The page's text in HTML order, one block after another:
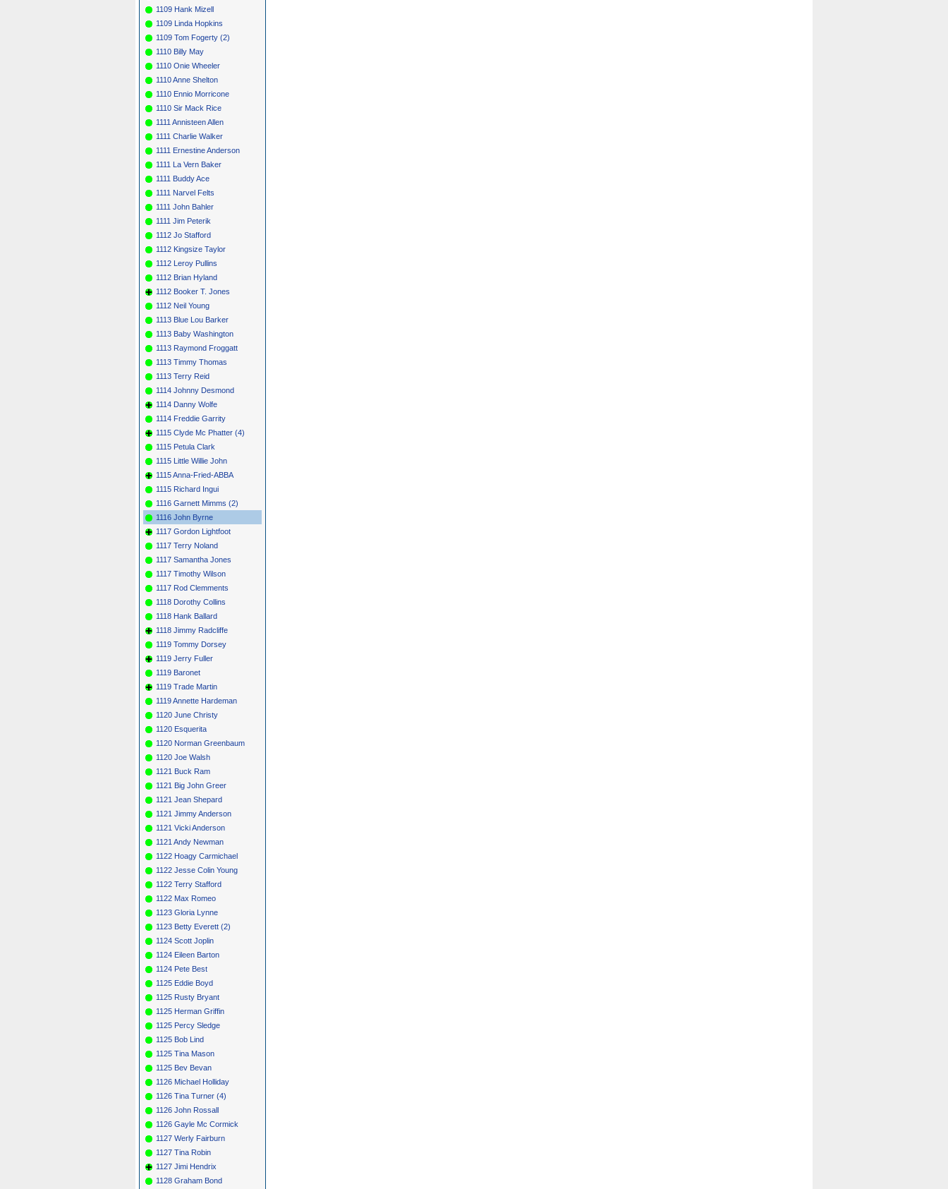
1109 Hank Mizell
1109 Linda Hopkins
1109 Tom Fogerty (2)
1110 Billy May
1110 Onie Wheeler
1110 Anne Shelton
1110 Ennio Morricone
1110 Sir Mack Rice
1111 Annisteen Allen
1111 Charlie Walker
1111 Ernestine Anderson
1111 La Vern Baker
1111 Buddy Ace
1111 Narvel Felts
1111 John Bahler
1111 Jim Peterik
1112 Jo Stafford
1112 Kingsize Taylor
1112 Leroy Pullins
1112 Brian Hyland
1112 Booker T. Jones
1112 Neil Young
1113 Blue Lou Barker
1113 Baby Washington
1113 Raymond Froggatt
1113 Timmy Thomas
1113 Terry Reid
1114 Johnny Desmond
1114 Danny Wolfe
1114 Freddie Garrity
1115 Clyde Mc Phatter (4)
1115 Petula Clark
1115 Little Willie John
1115 Anna-Fried-ABBA
1115 Richard Ingui
1116 Garnett Mimms (2)
1116 John Byrne
1117 Gordon Lightfoot
1117 Terry Noland
1117 Samantha Jones
1117 Timothy Wilson
1117 Rod Clemments
1118 Dorothy Collins
1118 Hank Ballard
1118 Jimmy Radcliffe
1119 Tommy Dorsey
1119 Jerry Fuller
1119 Baronet
1119 Trade Martin
1119 Annette Hardeman
1120 June Christy
1120 Esquerita
1120 Norman Greenbaum
1120 Joe Walsh
1121 Buck Ram
1121 Big John Greer
1121 Jean Shepard
1121 Jimmy Anderson
1121 Vicki Anderson
1121 Andy Newman
1122 Hoagy Carmichael
1122 Jesse Colin Young
1122 Terry Stafford
1122 Max Romeo
1123 Gloria Lynne
1123 Betty Everett (2)
1124 Scott Joplin
1124 Eileen Barton
1124 Pete Best
1125 Eddie Boyd
1125 Rusty Bryant
1125 Herman Griffin
1125 Percy Sledge
1125 Bob Lind
1125 Tina Mason
1125 Bev Bevan
1126 Michael Holliday
1126 Tina Turner (4)
1126 John Rossall
1126 Gayle Mc Cormick
1127 Werly Fairburn
1127 Tina Robin
1127 Jimi Hendrix
1128 Graham Bond